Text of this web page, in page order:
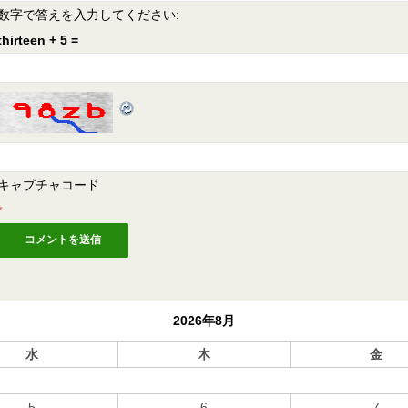
字で答えを入力してください:
+ 5 =
ャプチャコード
2026年8月
水 木 金